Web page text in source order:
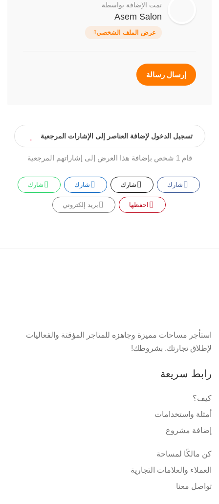
تمت الإضافة بواسطة
Asem Salon
عرض الملف الشخصي
إرسال رسالة
تسجيل الدخول لإضافة العناصر إلى الإشارات المرجعية
قام 1 شخص بإضافة هذا العرض إلى إشاراتهم المرجعية
شارك شارك شارك شارك
احفظها بريد إلكتروني
استأجر مساحات مميزة وجاهزه للمتاجر المؤقتة والفعاليات
لإطلاق تجارتك. بشروطك!
رابط سريعة
كيف؟
أمثلة واستخدامات
إضافة مشروع
كن مالكًا لمساحة
العملاء والعلامات التجارية
تواصل معنا